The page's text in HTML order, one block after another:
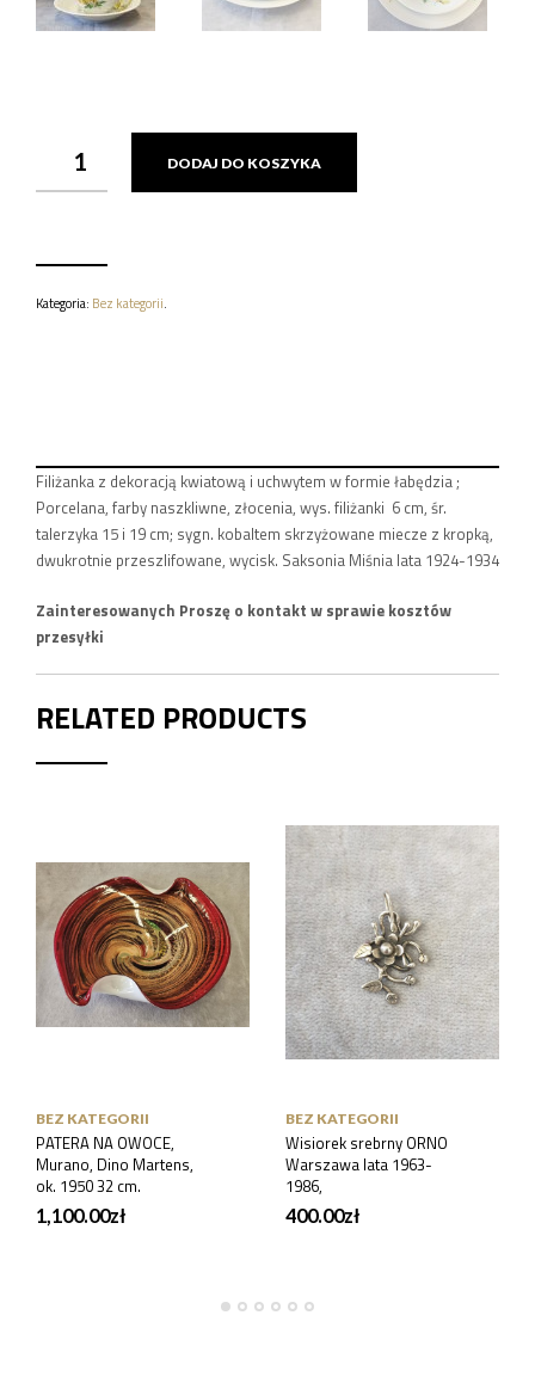
FILIŻANKA
PORCELANOWA
DODAJ DO KOSZYKA
Kategoria: Bez kategorii.
Filiżanka z dekoracją kwiatową i uchwytem w formie łabędzia ;
Porcelana, farby naszkliwne, złocenia, wys. filiżanki 6 cm, śr.
talerzyka 15 i 19 cm; sygn. kobaltem skrzyżowane miecze z kropką,
dwukrotnie przeszlifowane, wycisk. Saksonia Miśnia lata 1924-1934
Zainteresowanych Proszę o kontakt w sprawie kosztów
przesyłki
RELATED PRODUCTS
BEZ KATEGORII
PATERA NA OWOCE,
Murano, Dino Martens,
ok. 1950 32 cm.
1,100.00zł
BEZ KATEGORII
Wisiorek srebrny ORNO
Warszawa lata 1963-
1986,
400.00zł